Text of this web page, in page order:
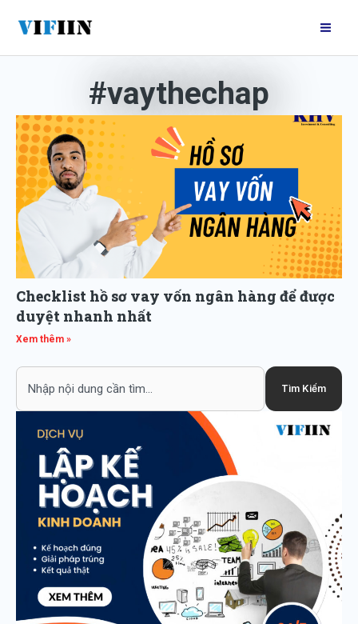
nội
#vaythechap
Checklist hồ sơ vay vốn ngân hàng để được
duyệt nhanh nhất
Xem thêm »
Tìm Kiếm